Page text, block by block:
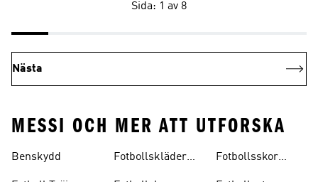
Sida: 1 av 8
Nästa
MESSI OCH MER ATT UTFORSKA
Benskydd
Fotbollskläder
Fotbollsskor